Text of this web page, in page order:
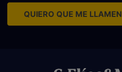
QUIERO QUE ME LLAMEN